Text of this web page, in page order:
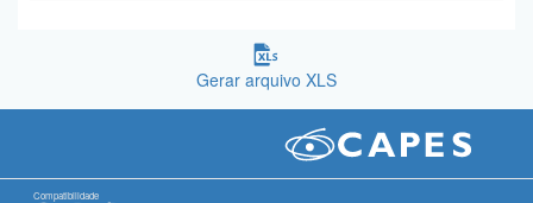
Gerar arquivo XLS
Compatibilidade